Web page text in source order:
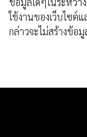
ใช้งานของเว็บไซต์
กล่าวจะไม่สร้างข้อ